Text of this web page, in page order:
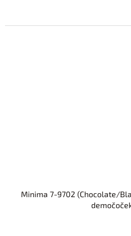
Minima 7-9702 (Chocolate/